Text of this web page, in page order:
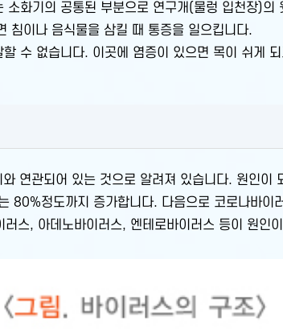
화기의 공통된 부분으로 연구개(물렁 입천장)의
침이나 음식물을 삼킬 때 통증을 일으킵니다.
수 없습니다. 이곳에 염증이 있으면 목이 쉬게
연관되어 있는 것으로 알려져 있습니다. 원인이
80%정도까지 증가합니다. 다음으로 코로나바
스, 아데노바이러스, 엔테로바이러스 등이 원인